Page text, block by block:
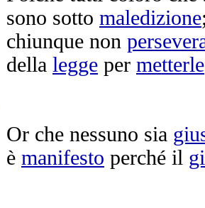
sono sotto maledizione
chiunque non
della legge per metterle
Or che nessuno sia
è manifesto perché il